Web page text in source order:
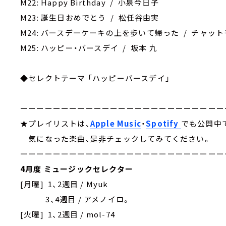
M23: 誕生日おめでとう / 松任谷由実
M24: バースデーケーキの上を歩いて帰った / チャット
M25: ハッピー・バースデイ / 坂本 九
◆セレクトテーマ 「ハッピーバースデイ」
ーーーーーーーーーーーーーーーーーーーーーーーーー
★プレイリストは、 Apple Music・Spotify でも公開中
気になった楽曲、是非チェックしてみてください。
ーーーーーーーーーーーーーーーーーーーーーーーーー
4月度 ミュージックセレクター
[月曜] 1、2週目 / Myuk
3、4週目 / アメノイロ。
[火曜] 1、2週目 / mol-74